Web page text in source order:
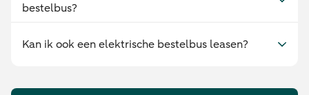
bestelbus?
Kan ik ook een elektrische bestelbus leasen?